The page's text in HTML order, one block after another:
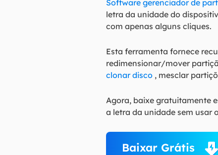
Software gerenciador de
letra da unidade do
com apenas alguns cliques.
Esta ferramenta fornece
redimensionar/mover
clonar disco , mesclar
Agora, baixe gratuitamente
a letra da unidade sem usar
Baixar Grátis